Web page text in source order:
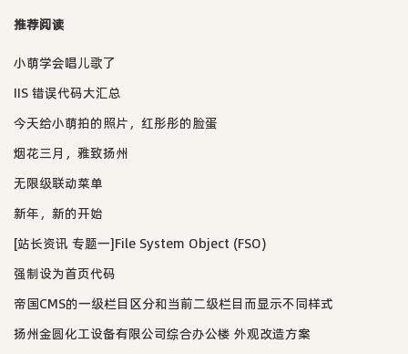
推荐阅读
小萌学会唱儿歌了
IIS 错误代码大汇总
今天给小萌拍的照片，红彤彤的脸蛋
烟花三月，雅致扬州
无限级联动菜单
新年，新的开始
[站长资讯 专题一]File System Object (FSO)
强制设为首页代码
帝国CMS的一级栏目区分和当前二级栏目而显示不同样式
扬州金圆化工设备有限公司综合办公楼 外观改造方案